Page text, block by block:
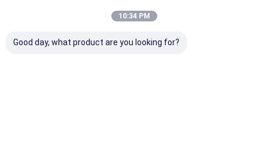
10:34 PM
Good day, what product are you looking for?